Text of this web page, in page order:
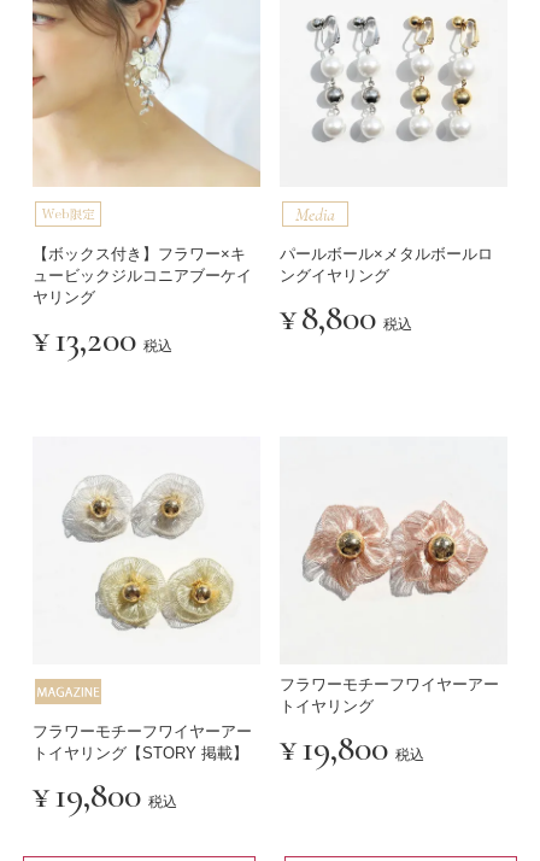
【ボックス付き】フラワー×キ
ュービックジルコニアブーケイ
ヤリング
¥13,200 税込
パールボール×メタルボールロ
ングイヤリング
¥8,800 税込
フラワーモチーフワイヤーアー
トイヤリング【STORY 掲載】
¥19,800 税込
フラワーモチーフワイヤーアー
トイヤリング
¥19,800 税込